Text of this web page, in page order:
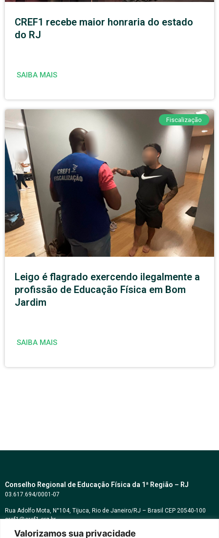
Valorizamos sua privacidade
CREF1 recebe maior honraria do estado
do RJ
SAIBA MAIS
Fiscalização
Leigo é flagrado exercendo ilegalmente a
profissão de Educação Física em Bom
Jardim
SAIBA MAIS
Conselho Regional de Educação Física da 1ª Região – RJ
03.617.694/0001-07
Rua Adolfo Mota, N°104, Tijuca, Rio de Janeiro/RJ – Brasil CEP 20540-100
cref1@cref1.org.br
Assessoria de comunicação: